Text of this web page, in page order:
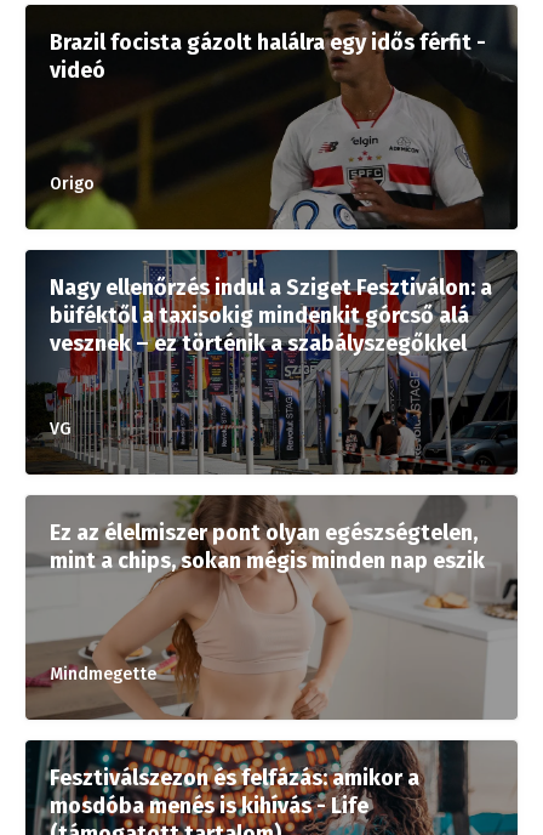
Brazil focista gázolt halálra egy idős férfit -
videó
Origo
Nagy ellenőrzés indul a Sziget Fesztiválon: a
büféktől a taxisokig mindenkit górcső alá
vesznek – ez történik a szabályszegőkkel
VG
Ez az élelmiszer pont olyan egészségtelen,
mint a chips, sokan mégis minden nap eszik
Mindmegette
Fesztiválszezon és felfázás: amikor a
mosdóba menés is kihívás - Life